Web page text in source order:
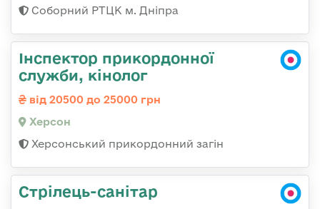
Соборний РТЦК м. Дніпра
Інспектор прикордонної
служби, кінолог
від 20500 до 25000 грн
Херсон
Херсонський прикордонний загін
Стрілець-санітар